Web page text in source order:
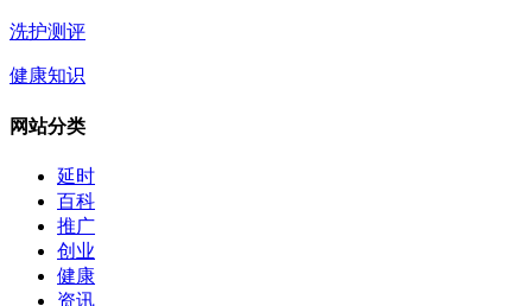
洗护测评
健康知识
网站分类
延时
百科
推广
创业
健康
资讯